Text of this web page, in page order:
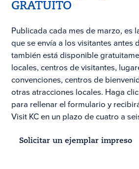
GRATUITO
Publicada cada mes de marzo, es
que se envía a los visitantes antes
también está disponible
locales, centros de visitantes,
convenciones, centros de
otras atracciones locales. Haga
para rellenar el formulario y
Visit KC en un plazo de cuatro a
Solicitar un ejemplar impreso